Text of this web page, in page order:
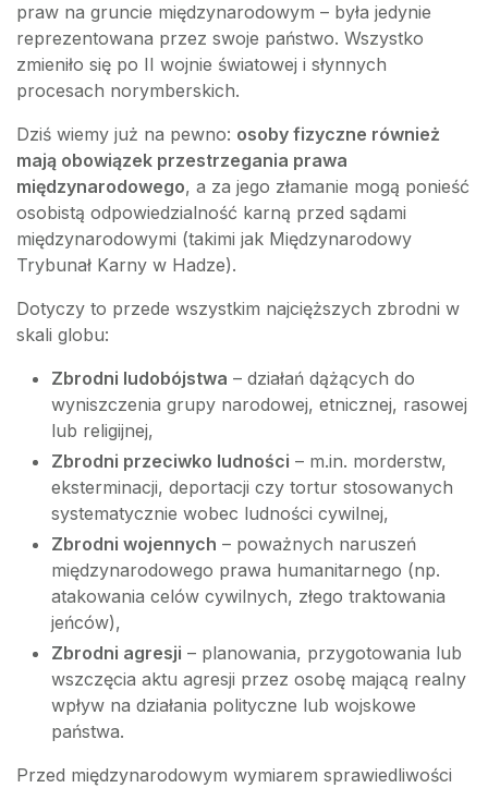
praw na gruncie międzynarodowym – była jedynie
reprezentowana przez swoje państwo. Wszystko
zmieniło się po II wojnie światowej i słynnych
procesach norymberskich.
Dziś wiemy już na pewno: osoby fizyczne również
mają obowiązek przestrzegania prawa
międzynarodowego, a za jego złamanie mogą ponieść
osobistą odpowiedzialność karną przed sądami
międzynarodowymi (takimi jak Międzynarodowy
Trybunał Karny w Hadze).
Dotyczy to przede wszystkim najcięższych zbrodni w
skali globu:
Zbrodni ludobójstwa – działań dążących do
wyniszczenia grupy narodowej, etnicznej, rasowej
lub religijnej,
Zbrodni przeciwko ludności – m.in. morderstw,
eksterminacji, deportacji czy tortur stosowanych
systematycznie wobec ludności cywilnej,
Zbrodni wojennych – poważnych naruszeń
międzynarodowego prawa humanitarnego (np.
atakowania celów cywilnych, złego traktowania
jeńców),
Zbrodni agresji – planowania, przygotowania lub
wszczęcia aktu agresji przez osobę mającą realny
wpływ na działania polityczne lub wojskowe
państwa.
Przed międzynarodowym wymiarem sprawiedliwości